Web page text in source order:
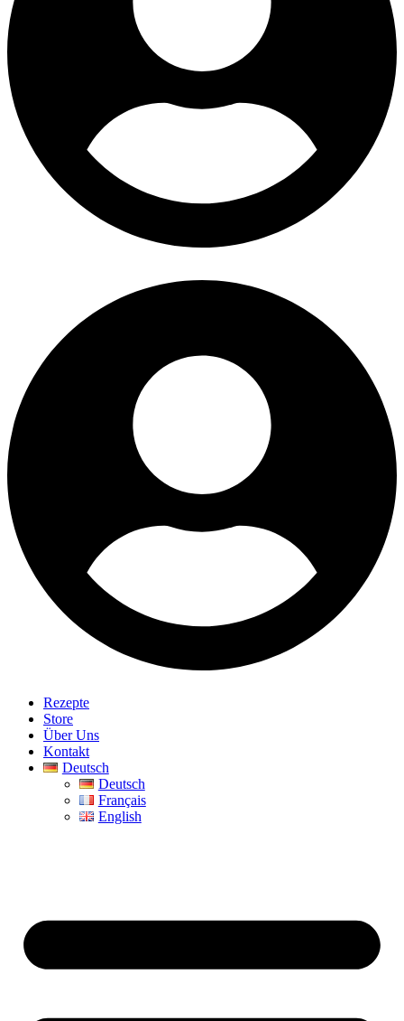
Rezepte
Store
Über Uns
Kontakt
Deutsch
Deutsch
Français
English